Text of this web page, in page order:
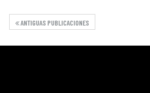
ANTIGUAS PUBLICACIONES